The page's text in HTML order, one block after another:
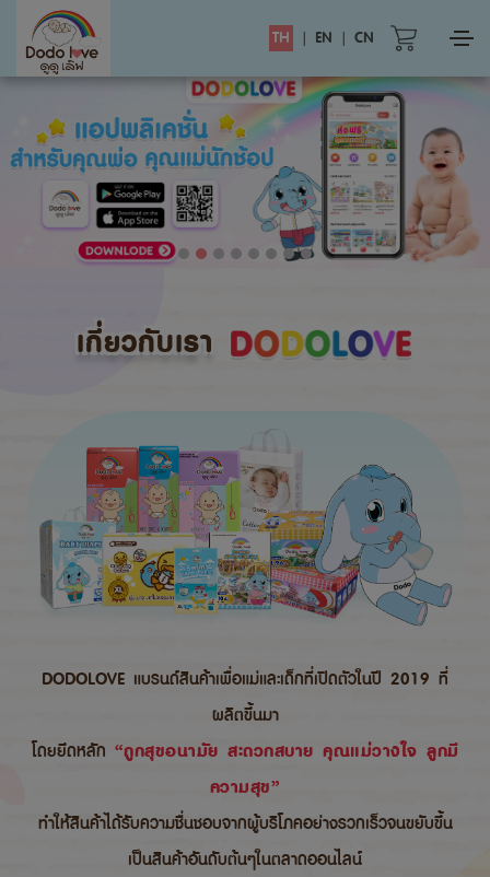
TH | EN | CN
เกี่ยวกับเรา
DODOLOVE แบรนด์สินค้าเพื่อแม่และเด็กที่เปิดตัวในปี 2019 ที่
ผลิตขึ้นมา
โดยยึดหลัก “ถูกสุขอนามัย สะดวกสบาย คุณแม่วางใจ ลูกมี
ความสุข”
ทำให้สินค้าได้รับความชื่นชอบจากผู้บริโภคอย่างรวกเร็วจนขยับขึ้น
เป็นสินค้าอันดับต้นๆในตลาดออนไลน์